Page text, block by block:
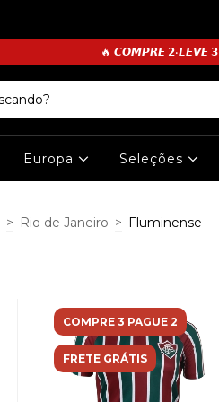
🔥 𝘾𝙊𝙈𝙋𝙍𝙀 𝟮•𝙇𝙀𝙑𝙀 𝟯
Europa Seleções
> Rio de Janeiro > Fluminense
COMPRE 3 PAGUE 2
FRETE GRÁTIS